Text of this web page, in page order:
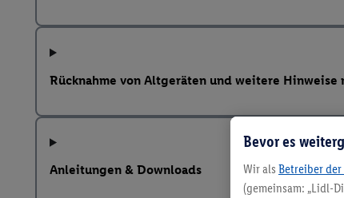
Rücknahme von Altgeräten und weitere Hinweise
Anleitungen & Downloads
Bevor es
Wir als Betreiber
(gemeinsam: „Lidl-